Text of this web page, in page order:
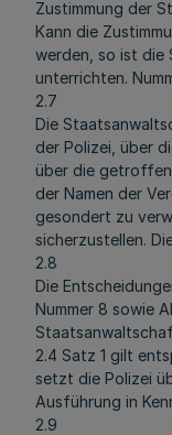
Zustimmung der
Kann die
werden, so ist die
unterrichten.
2.7
Die
der Polizei, über
über die
der Namen der
gesondert zu
sicherzustellen.
2.8
Die
Nummer 8 sowie
2.4 Satz 1 gilt
setzt die Polizei
Ausführung in
2.9